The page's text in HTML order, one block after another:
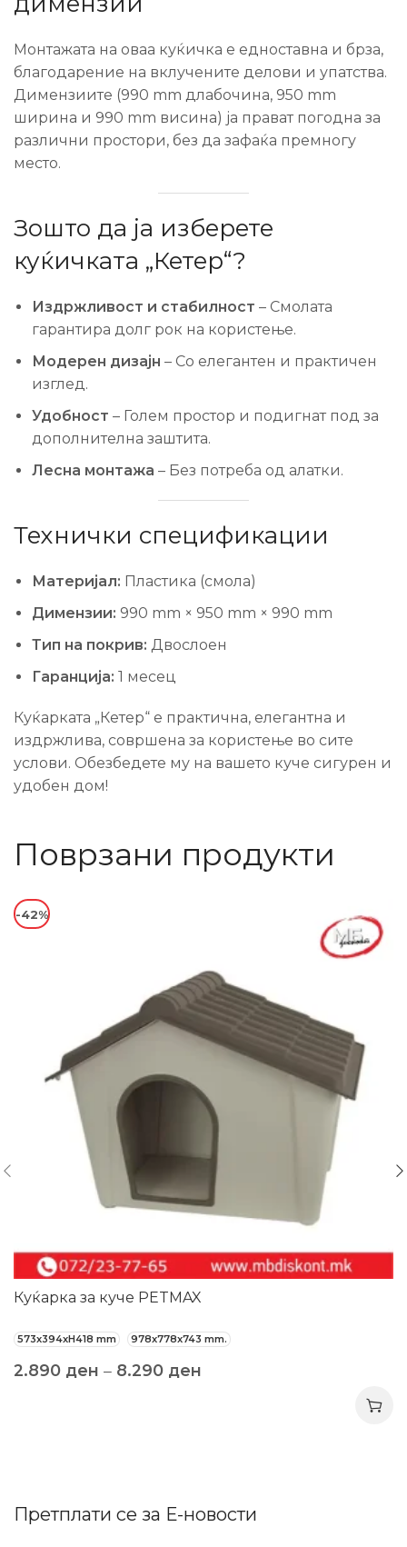
Монтажата на оваа куќичка е едноставна и брза,
благодарение на вклучените делови и упатства.
Димензиите (990 mm длабочина, 950 mm
ширина и 990 mm висина) ја прават погодна за
различни простори, без да зафаќа премногу
место.
Зошто да ја изберете
куќичката „Кетер“?
Издржливост и стабилност – Смолата
гарантира долг рок на користење.
Модерен дизајн – Со елегантен и практичен
изглед.
Удобност – Голем простор и подигнат под за
дополнителна заштита.
Лесна монтажа – Без потреба од алатки.
Технички спецификации
Материјал: Пластика (смола)
Димензии: 990 mm × 950 mm × 990 mm
Тип на покрив: Двослоен
Гаранција: 1 месец
Куќарката „Кетер“ е практична, елегантна и
издржлива, совршена за користење во сите
услови. Обезбедете му на вашето куче сигурен и
удобен дом!
Поврзани продукти
-42%
Куќарка за куче PETMAX
573x394xH418 mm 978x778x743 mm.
2.890 ден – 8.290 ден
Претплати се за Е-новости